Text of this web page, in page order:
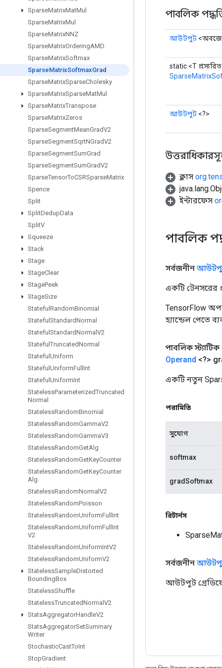
SparseMatrixMatMul
SparseMatrixMul
SparseMatrixNNZ
SparseMatrixOrderingAMD
SparseMatrixSoftmax
SparseMatrixSoftmaxGrad
SparseMatrixSparseCholesky
SparseMatrixSparseMatMul
SparseMatrixTranspose
SparseMatrixZeros
SparseSegmentMeanGradV2
SparseSegmentSqrtNGradV2
SparseSegmentSumGrad
SparseSegmentSumGradV2
SparseTensorToCSRSparseMatrix
Spence
Split
SplitDedupData
SplitV
Squeeze
Stack
Stage
StageClear
StagePeek
StageSize
Stateful RandomBinomial
Stateful StandardNormal
Stateful StandardNormal V2
Stateful TruncatedNormal
Stateful Uniform
Stateful UniformFull Int
Stateful UniformInt
StatelessParameterizedTruncated
Normal
StatelessRandomBinomial
StatelessRandomGammaV2
StatelessRandomGammaV3
StatelessRandomGetAlg
StatelessRandomGetKeyCounter
StatelessRandomGetKeyCounter
Alg
StatelessRandomNormal V2
StatelessRandomPoisson
StatelessRandomUniformFull Int
StatelessRandomUniformFull Int
V2
StatelessRandomUniformIntV2
StatelessRandomUniformV2
StatelessSampleDistorted
BoundingBox
StatelessShuffle
StatelessTruncatedNormal V2
StatsAggregatorHandleV2
StatsAggregatorSetSummary
Writer
StochasticCastToInt
StopGradient
পাবলিক
আউটপুট
static <T প্রসারিত
আউটপুট <?>
ক্লাস
ইন্টারফেস
পাবলিক
সর্বজনীন
একটি টেনসরের
TensorFlow
হ্যান্ডেল পেতে
পাবলিক স্ট্যাটিক
Operand <?>
একটি নতুন
পরামিতি
সুযোগ
softmax
gradSoftmax
রিটার্নস
সর্বজনীন
আউটপুট